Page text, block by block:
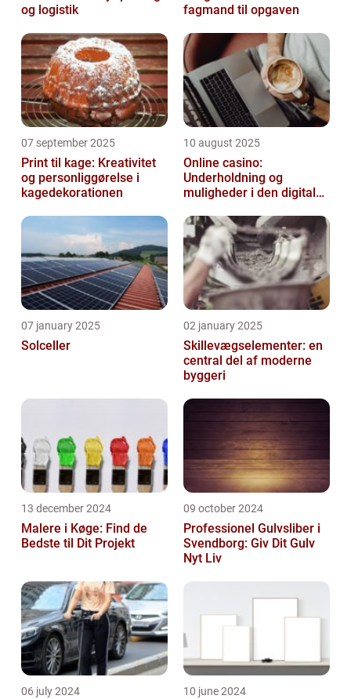
og logistik
fagmand til opgaven
07 september 2025
Print til kage: Kreativitet
og personliggørelse i
kagedekorationen
10 august 2025
Online casino:
Underholdning og
muligheder i den digitale
07 january 2025
Solceller
02 january 2025
Skillevægselementer: en
central del af moderne
byggeri
13 december 2024
Malere i Køge: Find de
Bedste til Dit Projekt
09 october 2024
Professionel Gulvsliber i
Svendborg: Giv Dit Gulv
Nyt Liv
06 july 2024 10 june 2024